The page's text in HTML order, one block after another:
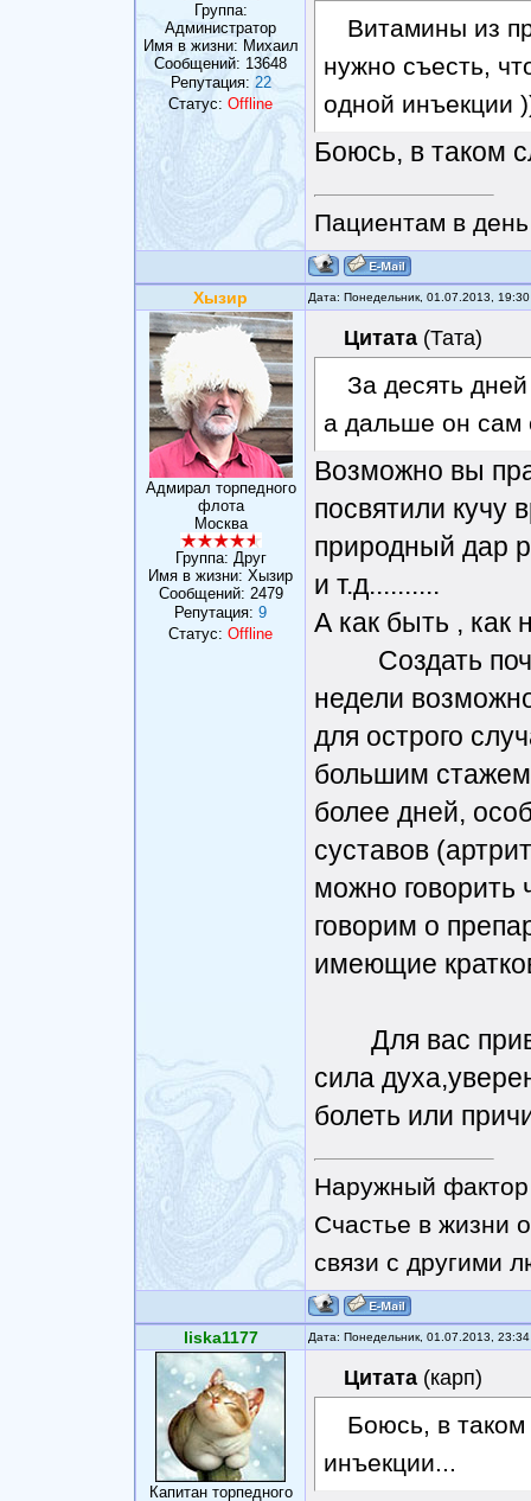
Группа:
Администратор
Имя в жизни: Михаил
Сообщений: 13648
Репутация: 22
Статус: Offline
Витамины из
нужно съесть,
одной инъекции
Боюсь, в таком
Пациентам в
Хызир Дата: Понедельник, 01.07.2013,
Адмирал торпедного
флота
Москва
Группа: Друг
Имя в жизни: Хызир
Сообщений: 2479
Репутация: 9
Статус: Offline
Цитата (Тата)
За десять
а дальше он сам
Возможно вы
посвятили кучу
природный дар
и т.д..........
А как быть , как
Создать
недели
для острого
большим стажем
более дней,
суставов
можно
говорим о
имеющие
Для вас
сила
болеть или
Наружный фактор
Счастье в жизни
связи с другими
liska1177 Дата: Понедельник, 01.07.2013,
Капитан торпедного
Цитата (карп)
Боюсь, в
инъекции...